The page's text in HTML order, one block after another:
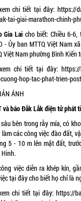
chi tiết tại đây: https://
tai-giai-marathon-chinh-
Gia Lai cho biết: Chiều 6-
- Ủy ban MTTQ Việt Nam
Việt Nam phường Bình
chi tiết tại đây:
hop-tac-phat-trien-
ÁNH
và báo Đắk Lắk điện tử phát
bên trong rẫy mía, có
các công việc đào đất,
5 - 10 m lên mặt đất,
Hinh.
việc diễn ra khép kín,
tại đây cho biết họ chỉ là
chi tiết tại đây: https://